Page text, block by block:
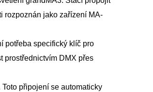
rozpoznán jako zařízení MA-
potřeba specifický klíč pro
prostřednictvím DMX přes
Toto připojení se automaticky